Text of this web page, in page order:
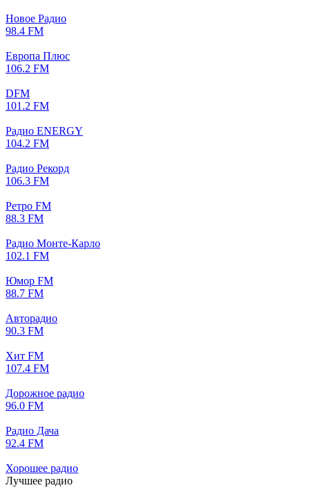
Новое Радио
98.4 FM
Европа Плюс
106.2 FM
DFM
101.2 FM
Радио ENERGY
104.2 FM
Радио Рекорд
106.3 FM
Ретро FM
88.3 FM
Радио Монте-Карло
102.1 FM
Юмор FM
88.7 FM
Авторадио
90.3 FM
Хит FM
107.4 FM
Дорожное радио
96.0 FM
Радио Дача
92.4 FM
Хорошее радио
Лучшее радио